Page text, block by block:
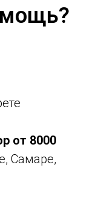
от 8000
Самаре,